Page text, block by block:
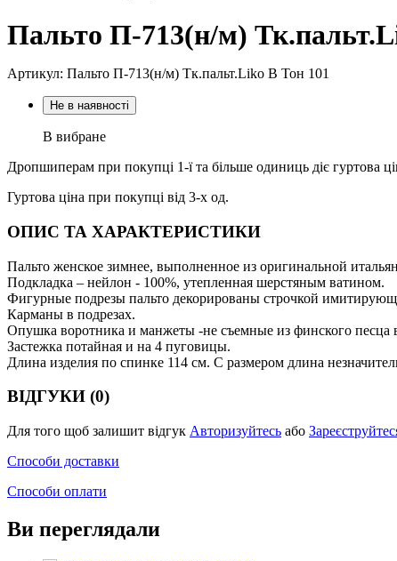
Пальто П-713(н/м)
Артикул: Пальто П-713(н/м) Тк.пальт.Liko В Тон 101
Не в наявності
В вибране
Дропшиперам при покупці 1-ї та більше одиниць діє гуртова
Гуртова ціна при покупці від 3-х од.
ОПИС ТА ХАРАКТЕРИСТИКИ
Пальто женское зимнее, выполненное из оригинальной
Подкладка – нейлон - 100%, утепленная шерстяным ватином.
Фигурные подрезы пальто декорированы строчкой
Карманы в подрезах.
Опушка воротника и манжеты -не съемные из финского песца
Застежка потайная и на 4 пуговицы.
Длина изделия по спинке 114 см. С размером длина
ВІДГУКИ (0)
Для того щоб залишит відгук Авторизуйтесь або
Способи доставки
Способи оплати
Ви переглядали